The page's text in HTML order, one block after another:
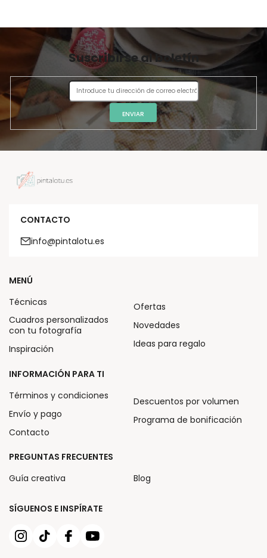
Suscribirse al boletín
ENVIAR
CONTACTO
info@pintalotu.es
SÍGUENOS E INSPÍRATE
MENÚ
Técnicas
Cuadros personalizados
con tu fotografía
Inspiración
Ofertas
Novedades
Ideas para regalo
INFORMACIÓN PARA TI
Términos y condiciones
Envío y pago
Contacto
Descuentos por volumen
Programa de bonificación
PREGUNTAS FRECUENTES
Guía creativa
Blog